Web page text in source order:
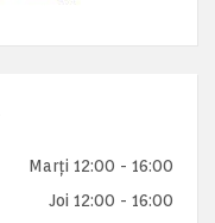
Marți 12:00 - 16:00
Joi 12:00 - 16:00